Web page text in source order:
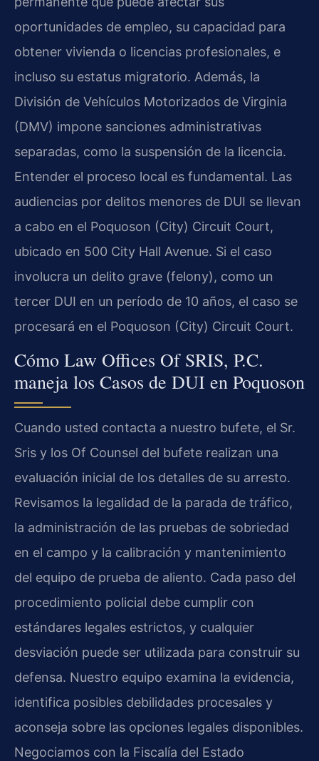
oportunidades de empleo, su capacidad para
obtener vivienda o licencias profesionales, e
incluso su estatus migratorio. Además, la
División de Vehículos Motorizados de Virginia
(DMV) impone sanciones administrativas
separadas, como la suspensión de la licencia.
Entender el proceso local es fundamental. Las
audiencias por delitos menores de DUI se llevan
a cabo en el Poquoson (City) Circuit Court,
ubicado en 500 City Hall Avenue. Si el caso
involucra un delito grave (felony), como un
tercer DUI en un período de 10 años, el caso se
procesará en el Poquoson (City) Circuit Court.
Cómo Law Offices Of SRIS, P.C.
maneja los Casos de DUI en Poquoson
Cuando usted contacta a nuestro bufete, el Sr.
Sris y los Of Counsel del bufete realizan una
evaluación inicial de los detalles de su arresto.
Revisamos la legalidad de la parada de tráfico,
la administración de las pruebas de sobriedad
en el campo y la calibración y mantenimiento
del equipo de prueba de aliento. Cada paso del
procedimiento policial debe cumplir con
estándares legales estrictos, y cualquier
desviación puede ser utilizada para construir su
defensa. Nuestro equipo examina la evidencia,
identifica posibles debilidades procesales y
aconseja sobre las opciones legales disponibles.
Negociamos con la Fiscalía del Estado